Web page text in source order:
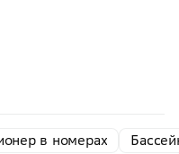
в номерах